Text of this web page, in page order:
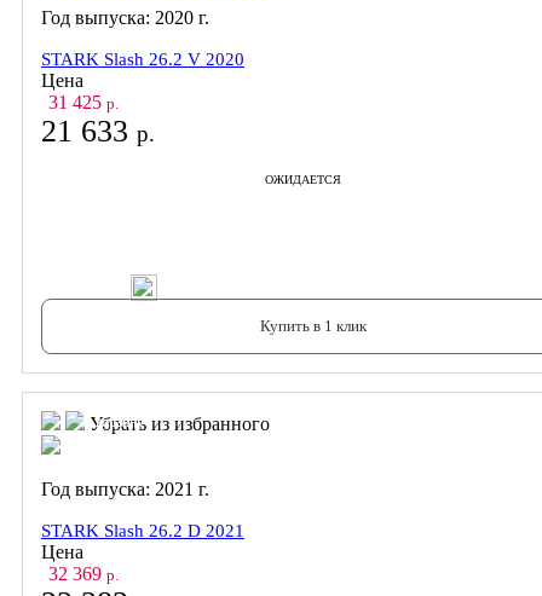
Год выпуска: 2020 г.
STARK Slash 26.2 V 2020
Цена
31 425 р.
21 633 р.
ОЖИДАЕТСЯ
Купить в 1 клик
Убрать из избранного
Год выпуска: 2021 г.
STARK Slash 26.2 D 2021
Цена
32 369 р.
В корзину
В корзину